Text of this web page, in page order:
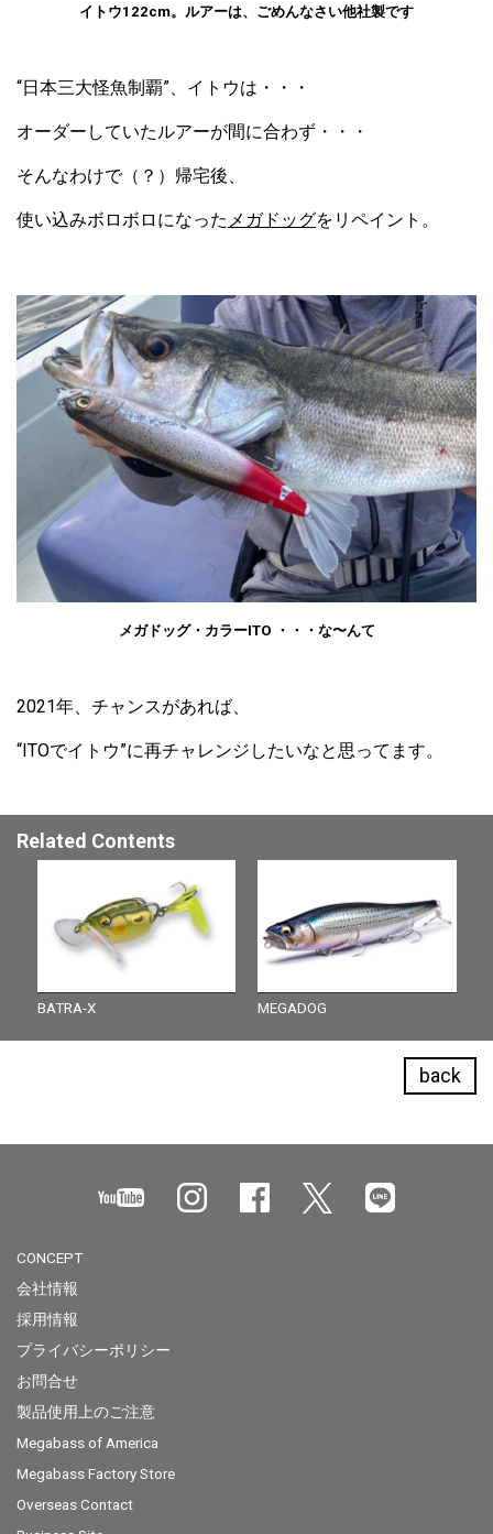
イトウ122cm。ルアーは、ごめんなさい他社製です
“日本三大怪魚制覇”、イトウは・・・
オーダーしていたルアーが間に合わず・・・
そんなわけで（？）帰宅後、
使い込みボロボロになった メガドッグをリペイント。
メガドッグ・カラーITO ・・・な〜んて
2021年、チャンスがあれば、
“ITOでイトウ”に再チャレンジしたいなと思ってます。
Related Contents
BATRA-X MEGADOG
back
CONCEPT
会社情報
採用情報
プライバシーポリシー
お問合せ
製品使用上のご注意
Megabass of America
Megabass Factory Store
Overseas Contact